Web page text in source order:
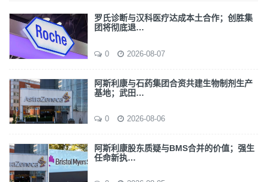
罗氏诊断与汉科医疗达成本土合作；创胜集
团将彻底退…
0 2026-08-07
阿斯利康与石药集团合资共建生物制剂生产
基地；武田…
0 2026-08-06
阿斯利康股东质疑与BMS合并的价值；强生
任命新执…